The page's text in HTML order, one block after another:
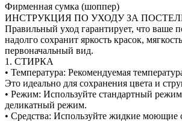
Фирменная сумка (шоппер)
ИНСТРУКЦИЯ ПО УХОДУ ЗА
Правильный уход гарантирует, что ваше
надолго сохранит яркость красок,
первоначальный вид.
1. СТИРКА
• Температура: Рекомендуемая
Это идеально для сохранения цвета и
• Режим: Используйте стандартный
деликатный режим.
• Средства: Используйте жидкие моющие